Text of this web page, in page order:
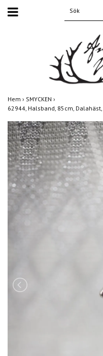
Hem › SMYCKEN ›
62944, Halsband, 85cm,